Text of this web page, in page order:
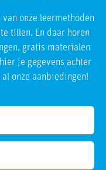
onze leermethoden
tillen. En daar horen
gratis materialen
je gegevens achter
onze aanbiedingen!